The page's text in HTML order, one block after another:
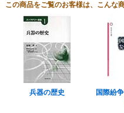
この商品をご覧のお客様は、こんな
兵器の歴史
国際紛